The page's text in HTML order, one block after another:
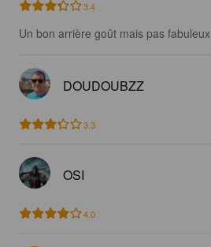
3.4
Un bon arrière goût mais pas fabuleux
DOUDOUBZZ
3.3
OSI
4.0